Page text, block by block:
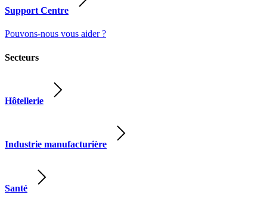
Support Centre
Pouvons-nous vous aider ?
Secteurs
Hôtellerie
Industrie manufacturière
Santé